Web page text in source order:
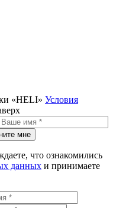
«HELI» Условия
мне
что ознакомились
данных и принимаете